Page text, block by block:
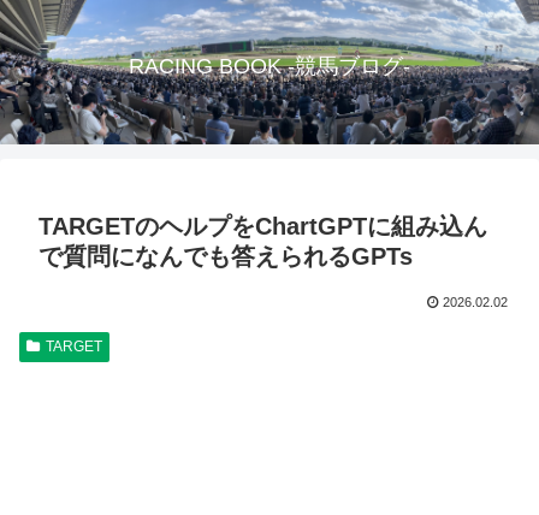
RACING BOOK -競馬ブログ-
TARGETのヘルプをChartGPTに組み込ん
で質問になんでも答えられるGPTs
2026.02.02
TARGET